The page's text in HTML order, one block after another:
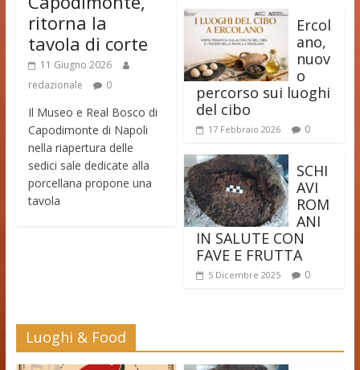
ritorna la
tavola di corte
11 Giugno 2026
redazionale
0
Il Museo e Real Bosco di
Capodimonte di Napoli
nella riapertura delle
sedici sale dedicate alla
porcellana propone una
tavola
Ercol
ano,
nuov
o
percorso sui luoghi
del cibo
17 Febbraio 2026 0
SCHI
AVI
ROM
ANI
IN SALUTE CON
FAVE E FRUTTA
5 Dicembre 2025 0
Luoghi & Food